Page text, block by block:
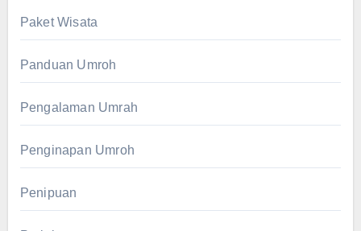
Paket Wisata
Panduan Umroh
Pengalaman Umrah
Penginapan Umroh
Penipuan